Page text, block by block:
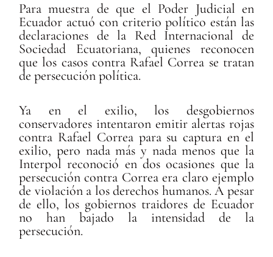
Para muestra de que el Poder Judicial en
Ecuador actuó con criterio político están las
declaraciones de la Red Internacional de
Sociedad Ecuatoriana, quienes reconocen
que los casos contra Rafael Correa se tratan
de persecución política.
Ya en el exilio, los desgobiernos
conservadores intentaron emitir alertas rojas
contra Rafael Correa para su captura en el
exilio, pero nada más y nada menos que la
Interpol reconoció en dos ocasiones que la
persecución contra Correa era claro ejemplo
de violación a los derechos humanos. A pesar
de ello, los gobiernos traidores de Ecuador
no han bajado la intensidad de la
persecución.